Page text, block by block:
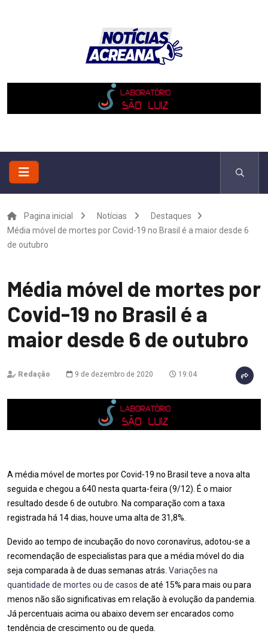
Pagina inicial Notícias
Destaques
Média móvel de mortes por Covid-19 no Brasil é a maior desde 6
de outubro
Média móvel de mortes por
Covid-19 no Brasil é a
maior desde 6 de outubro
Redação 9 de dezembro de 2020 19:04
A média móvel de mortes por Covid-19 no Brasil teve a nova alta
seguida e chegou a 640 nesta quarta-feira (9/12). É o maior
resultado desde 6 de outubro. Na comparação com a taxa
registrada há 14 dias, houve uma alta de 31,8%.
Devido ao tempo de incubação do novo coronavírus, adotou-se a
recomendação de especialistas para que a média móvel do dia
seja comparada à de duas semanas atrás. Variações na
quantidade de mortes ou de casos de até 15% para mais ou para
menos não são significativas em relação à evolução da pandemia.
Já percentuais acima ou abaixo devem ser encarados como
tendência de crescimento ou de queda.